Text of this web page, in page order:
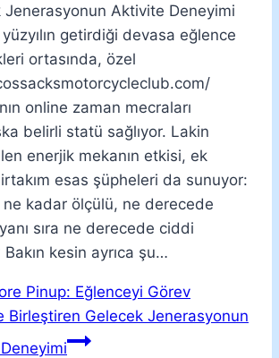
Jenerasyonun Aktivite Deneyimi
getirdiği devasa eğlence
ortasında, özel
online zaman mecraları
belirli statü sağlıyor. Lakin
enerjik mekanın etkisi, ek
esas şüpheleri da sunuyor:
ne kadar ölçülü, ne derecede
sıra ne derecede ciddi
Bakın kesin ayrıca şu…
Pinup: Eğlenceyi Görev
Birleştiren Gelecek Jenerasyonun